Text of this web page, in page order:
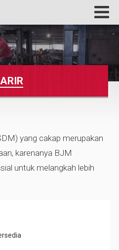
yang cakap merupakan
karenanya BJM
untuk melangkah lebih